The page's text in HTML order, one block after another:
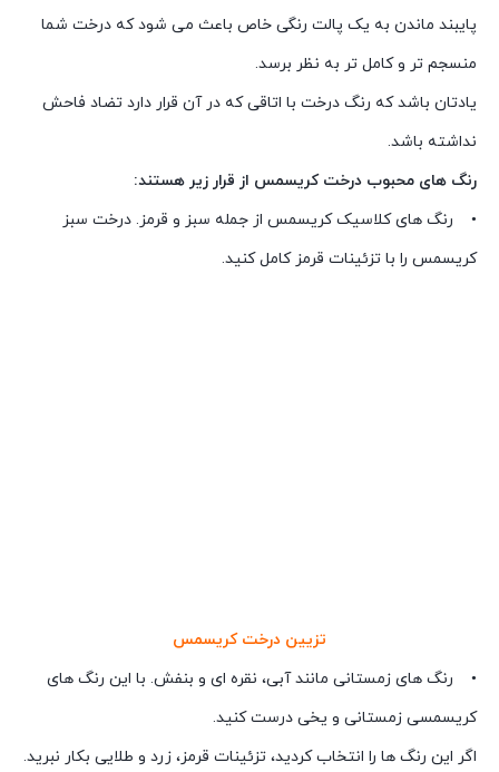
پایبند ماندن به یک پالت رنگی خاص باعث می شود که درخت شما
منسجم تر و کامل تر به نظر برسد.
یادتان باشد که رنگ درخت با اتاقی که در آن قرار دارد تضاد فاحش
نداشته باشد.
رنگ های محبوب درخت کریسمس از قرار زیر هستند:
• رنگ های کلاسیک کریسمس از جمله سبز و قرمز. درخت سبز
کریسمس را با تزئینات قرمز کامل کنید.
تزیین درخت کریسمس
• رنگ های زمستانی مانند آبی، نقره ای و بنفش. با این رنگ های
کریسمسی زمستانی و یخی درست کنید.
اگر این رنگ ها را انتخاب کردید، تزئینات قرمز، زرد و طلایی بکار نبرید.